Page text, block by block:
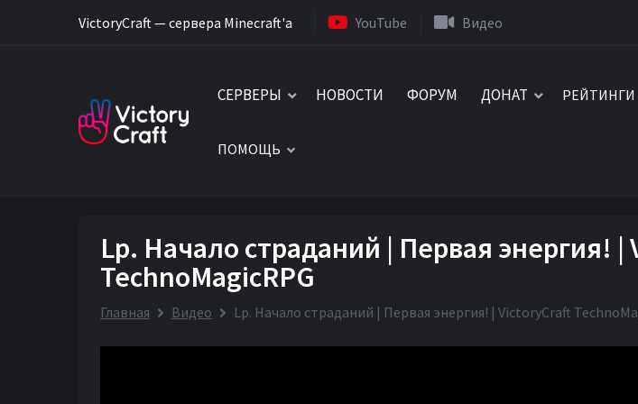
VictoryCraft — сервера Minecraft'a YouTube Видео
СЕРВЕРЫ НОВОСТИ ФОРУМ ДОНАТ РЕЙТИНГИ
ПОМОЩЬ
Lp. Начало страданий | Первая энергия! |
TechnoMagicRPG
Главная Видео Lp. Начало страданий | Первая энергия! | VictoryCraft